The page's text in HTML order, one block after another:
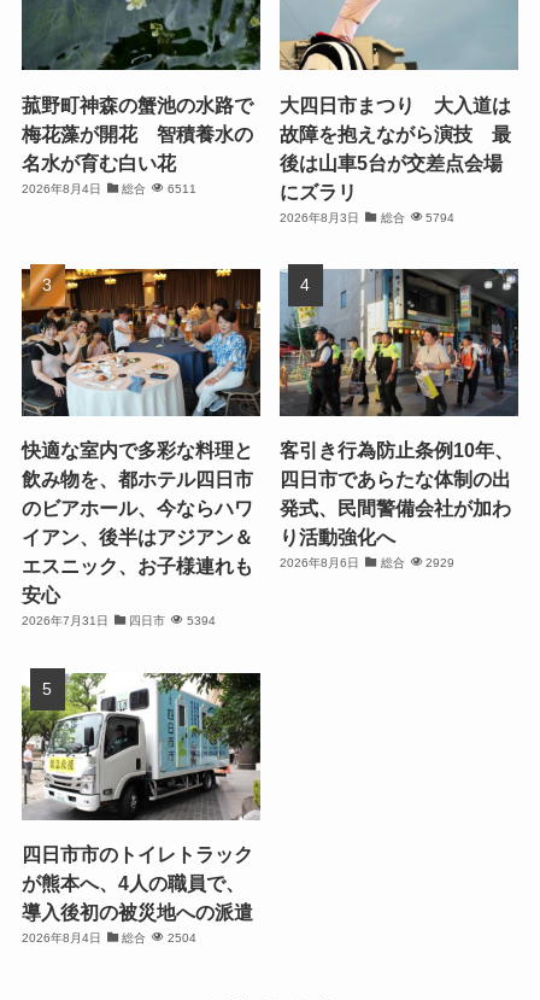
菰野町神森の蟹池の水路で
梅花藻が開花 智積養水の
名水が育む白い花
2026年8月4日 総合 6511
大四日市まつり 大入道は
故障を抱えながら演技 最
後は山車5台が交差点会場
にズラリ
2026年8月3日 総合 5794
快適な室内で多彩な料理と
飲み物を、都ホテル四日市
のビアホール、今ならハワ
イアン、後半はアジアン＆
エスニック、お子様連れも
安心
2026年7月31日 四日市 5394
客引き行為防止条例10年、
四日市であらたな体制の出
発式、民間警備会社が加わ
り活動強化へ
2026年8月6日 総合 2929
四日市市のトイレトラック
が熊本へ、4人の職員で、
導入後初の被災地への派遣
2026年8月4日 総合 2504